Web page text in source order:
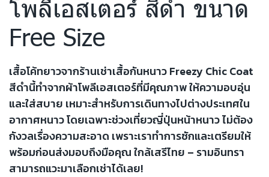
โพลีเอสเตอร์ สีดำ ขนาด
Free Size
เสื้อโค้ทยาวจากร้านเช่าเสื้อกันหนาว Freezy Chic Coat
สีดำนี้ทำจากผ้าโพลีเอสเตอร์ที่มีคุณภาพ ให้ความอบอุ่น
และใส่สบาย เหมาะสำหรับการเดินทางไปต่างประเทศใน
อากาศหนาว โดยเฉพาะช่วงเที่ยวญี่ปุ่นหน้าหนาว ไม่ต้อง
กังวลเรื่องความสะอาด เพราะเราทำการซักและเตรียมให้
พร้อมก่อนส่งมอบถึงมือคุณ ใกล้เสรีไทย – รามอินทรา
สามารถแวะมาเลือกเช่าได้เลย!